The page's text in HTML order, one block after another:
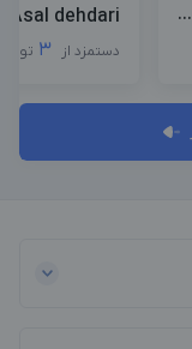
Asal dehdari
دستمزد از 3